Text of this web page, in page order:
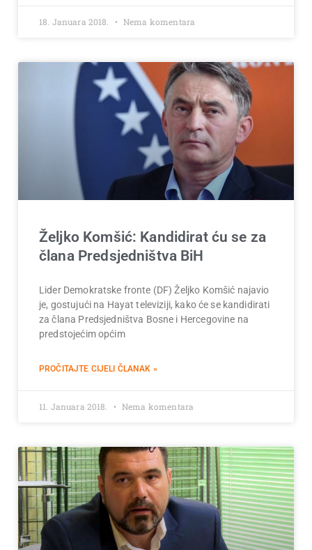
18. Januara 2018. Nema komentara
Željko Komšić: Kandidirat ću se za
člana Predsjedništva BiH
Lider Demokratske fronte (DF) Željko Komšić najavio
je, gostujući na Hayat televiziji, kako će se kandidirati
za člana Predsjedništva Bosne i Hercegovine na
predstojećim općim
PROČITAJTE CIJELI ČLANAK »
11. Januara 2018. Nema komentara